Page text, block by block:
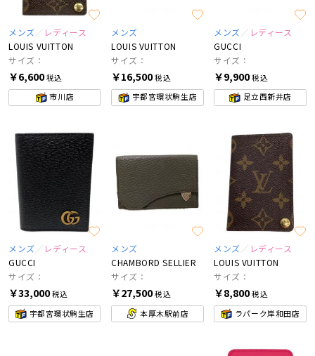
メンズ
レディース
LOUIS VUITTON
サイズ：
￥6,600税込
市川店
メンズ
LOUIS VUITTON
サイズ：
￥16,500税込
宇都宮環状駒生店
メンズ
レディース
GUCCI
サイズ：
￥9,900税込
足立西新井店
メンズ
レディース
GUCCI
サイズ：
￥33,000税込
宇都宮環状駒生店
メンズ
CHAMBORD SELLIER
サイズ：
￥27,500税込
本厚木駅前店
メンズ
レディース
LOUIS VUITTON
サイズ：
￥8,800税込
ラパーク岸和田店